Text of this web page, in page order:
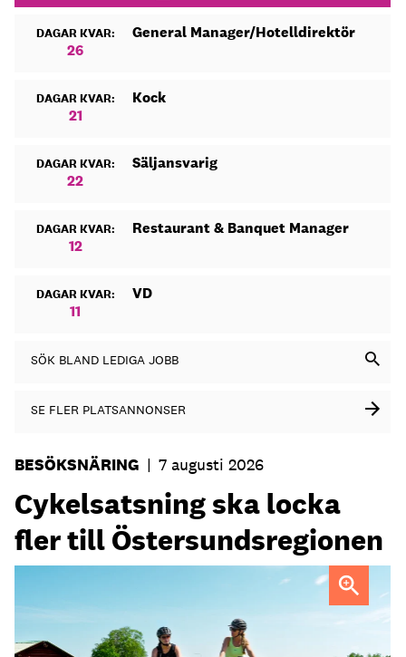
DAGAR KVAR:
26
General Manager/Hotelldirektör
DAGAR KVAR:
21
Kock
DAGAR KVAR:
22
Säljansvarig
DAGAR KVAR:
12
Restaurant & Banquet Manager
DAGAR KVAR:
11
VD
SÖK BLAND LEDIGA JOBB
SE FLER PLATSANNONSER
BESÖKSNÄRING | 7 augusti 2026
Cykelsatsning ska locka
fler till Östersundsregionen